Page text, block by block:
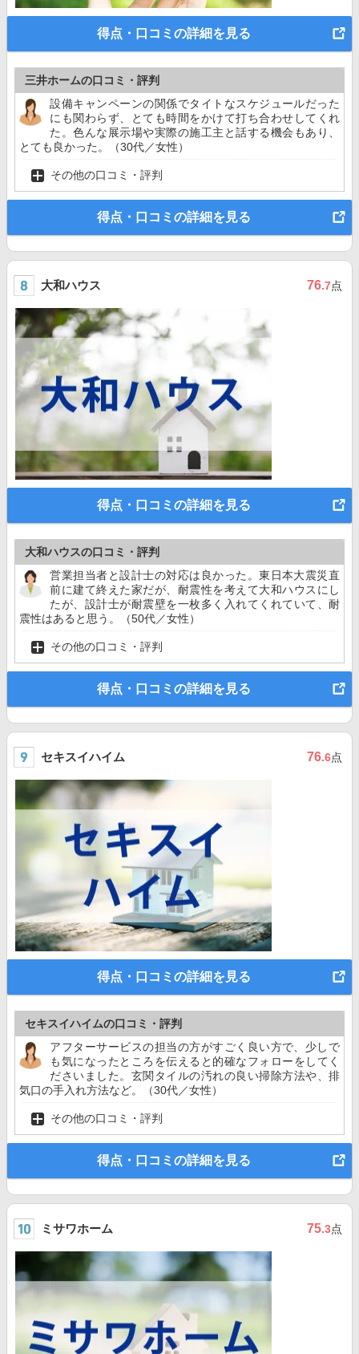
得点・口コミの詳細を見る
三井ホームの口コミ・評判
設備キャンペーンの関係でタイトなスケジュールだった
にも関わらず、とても時間をかけて打ち合わせしてくれ
た。色んな展示場や実際の施工主と話する機会もあり、
とても良かった。（30代／女性）
その他の口コミ・評判
得点・口コミの詳細を見る
大和ハウス 76.7点
得点・口コミの詳細を見る
大和ハウスの口コミ・評判
営業担当者と設計士の対応は良かった。東日本大震災直
前に建て終えた家だが、耐震性を考えて大和ハウスにし
たが、設計士が耐震壁を一枚多く入れてくれていて、耐
震性はあると思う。（50代／女性）
その他の口コミ・評判
得点・口コミの詳細を見る
セキスイハイム 76.6点
得点・口コミの詳細を見る
セキスイハイムの口コミ・評判
アフターサービスの担当の方がすごく良い方で、少しで
も気になったところを伝えると的確なフォローをしてく
ださいました。玄関タイルの汚れの良い掃除方法や、排
気口の手入れ方法など。（30代／女性）
その他の口コミ・評判
得点・口コミの詳細を見る
ミサワホーム 75.3点